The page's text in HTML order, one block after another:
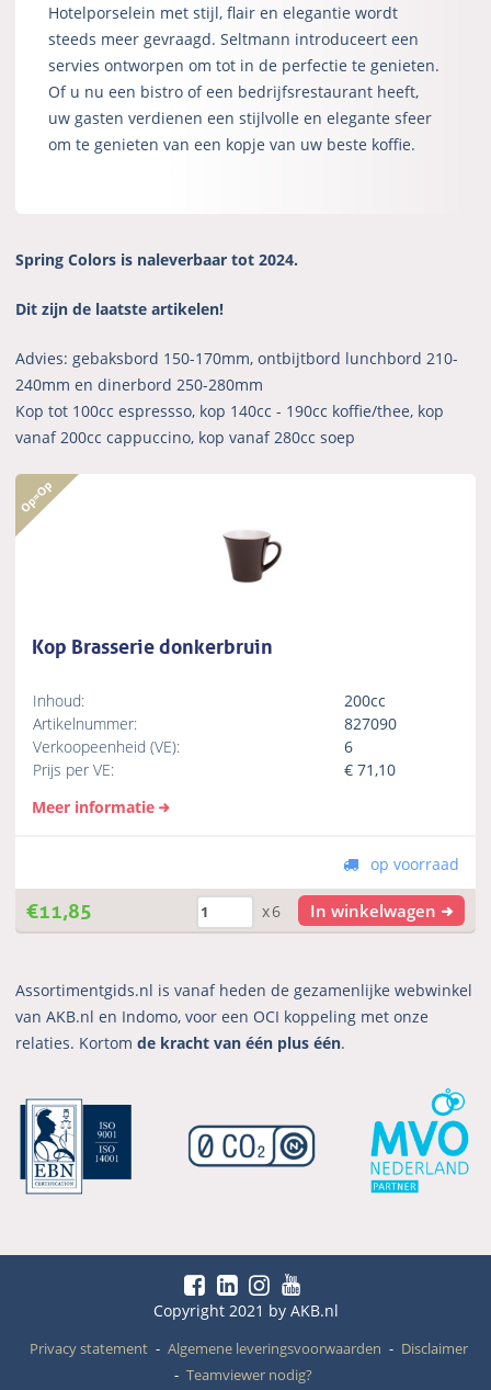
Hotelporselein met stijl, flair en elegantie wordt
steeds meer gevraagd. Seltmann introduceert een
servies ontworpen om tot in de perfectie te genieten.
Of u nu een bistro of een bedrijfsrestaurant heeft,
uw gasten verdienen een stijlvolle en elegante sfeer
om te genieten van een kopje van uw beste koffie.
Spring Colors is naleverbaar tot 2024.
Dit zijn de laatste artikelen!
Advies: gebaksbord 150-170mm, ontbijtbord lunchbord 210-
240mm en dinerbord 250-280mm
Kop tot 100cc espressso, kop 140cc - 190cc koffie/thee, kop
vanaf 200cc cappuccino, kop vanaf 280cc soep
Kop Brasserie donkerbruin
Inhoud:
200cc
Artikelnummer:
827090
Verkoopeenheid (VE):
6
Prijs per VE:
€71,10
Meer informatie
op voorraad
€11,85 x6 In winkelwagen
Assortimentgids.nl is vanaf heden de gezamenlijke webwinkel
van AKB.nl en Indomo, voor een OCI koppeling met onze
relaties. Kortomde kracht van één plus één.
Copyright 2021 by AKB.nl
Privacy statement Algemene leveringsvoorwaarden
Disclaimer
Teamviewer nodig?